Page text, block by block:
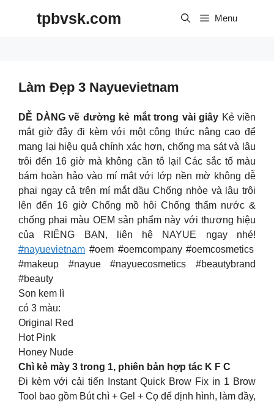
tpbvsk.com Menu
Làm Đẹp 3 Nayuevietnam
DỄ DÀNG vẽ đường kẻ mắt trong vài giây Kẻ viền
mắt giờ đây đi kèm với một công thức nâng cao để
mang lại hiệu quả chính xác hơn, chống ma sát và lâu
trôi đến 16 giờ mà không cần tô lại! Các sắc tố màu
bám hoàn hảo vào mí mắt với lớp nền mờ không dễ
phai ngay cả trên mí mắt dầu Chống nhòe và lâu trôi
lên đến 16 giờ Chống mồ hôiChống thấm nước &
chống phai màu OEM sản phẩm này với thương hiệu
của RIÊNG BẠN, liên hệ NAYUE ngay nhé!
#nayuevietnam #oem #oemcompany #oemcosmetics
#makeup #nayue #nayuecosmetics #beautybrand
#beauty
Son kem lì
có 3 màu:
Original Red
Hot Pink
Honey Nude
Chì kẻ mày 3 trong 1, phiên bản hợp tác K F C
Đi kèm với cải tiến Instant Quick Brow Fix in 1 Brow
Tool bao gồm Bút chì + Gel + Cọ để định hình, làm đầy,